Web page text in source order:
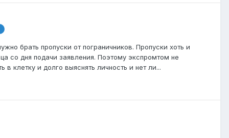
брать пропуски от пограничников. Пропуски хоть и
со дня подачи заявления. Поэтому экспромтом не
клетку и долго выяснять личность и нет ли...